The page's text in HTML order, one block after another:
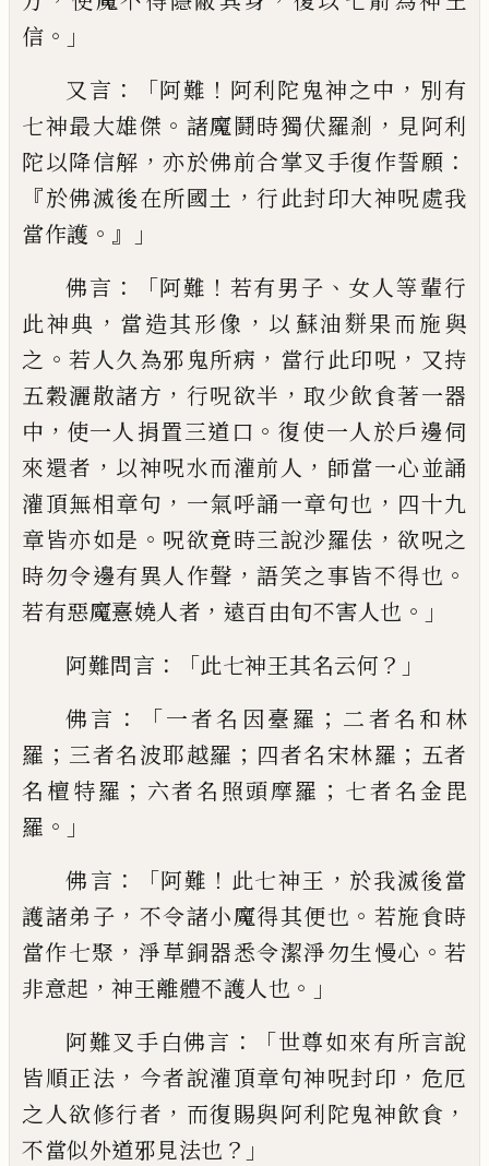
信 。」
又言 ：「阿難 ！ 阿利陀鬼神之中 ， 別有
七神最大雄傑 。 諸魔鬪時獨伏羅剎 ， 見阿利
陀以降信解 ， 亦於佛前合掌叉手復作誓願 ：
『於佛滅後在所國土 ， 行此封印大神呪處我
當作護 。』」
佛言 ：「阿難 ！ 若有男子 、 女人等輩行
此神典 ， 當造其形像 ， 以 蘇油䴵果而施與
之 。 若人久為邪鬼所病 ， 當行此印呪 ， 又持
五穀灑散諸方 ， 行呪欲半 ， 取少飲食著一器
中 ， 使一人捐置三道口 。 復使一人於戶邊伺
來還者 ， 以神呪水而灌前人 ， 師當一心並誦
灌頂無相章句 ， 一氣呼誦一章句也 ， 四十九
章皆亦如是 。 呪欲竟時三說沙羅佉 ， 欲呪之
時勿令邊有異人作聲 ， 語笑之事皆不得也 。
若有惡魔憙嬈人者 ， 遠百由旬不害人也 。」
阿難問言 ：「此七神王其名云何 ？」
佛言 ：「一者名因臺羅 ； 二者名和林
羅 ； 三者名波耶越羅 ； 四者名宋林羅 ； 五者
名檀特羅 ； 六者名照頭摩羅 ； 七者名金毘
羅 。」
佛言 ：「阿難 ！ 此七神王 ， 於我滅後當
護諸弟子 ， 不令諸小魔得其便也 。 若施食時
當作七聚 ， 淨草銅器悉令潔淨勿生慢心 。 若
非意起 ， 神王離體不護人也 。」
阿難叉手白佛言 ：「世尊如來有所言說
皆順正法 ， 今者說灌頂章句神呪封印 ， 危厄
之人欲修行者 ， 而復賜與阿利陀鬼神飲食 ，
不當似外道邪見法也 ？」